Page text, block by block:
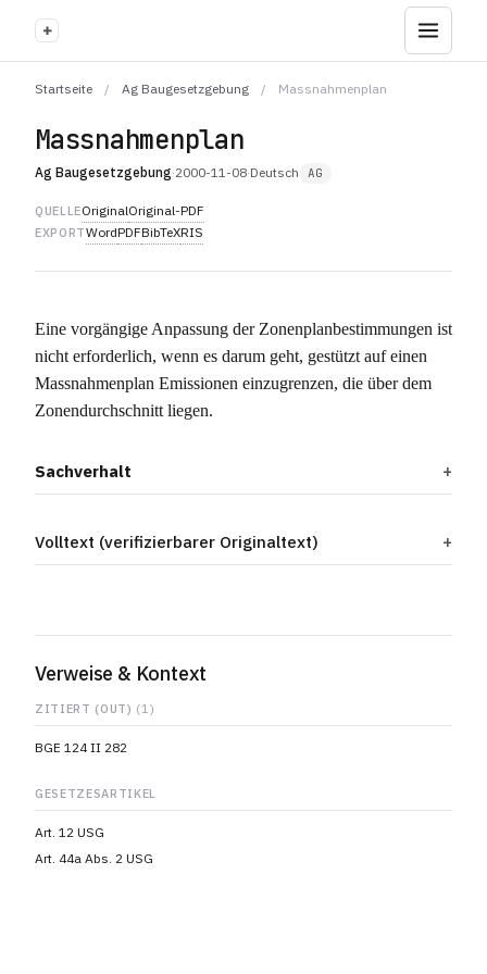
+
Startseite / Ag Baugesetzgebung / Massnahmenplan
Massnahmenplan
Ag Baugesetzgebung·2000-11-08·Deutsch AG
QUELLEOriginalOriginal-PDF
EXPORTWordPDFBibTeXRIS
Eine vorgängige Anpassung der Zonenplanbestimmungen ist
nicht erforderlich, wenn es darum geht, gestützt auf einen
Massnahmenplan Emissionen einzugrenzen, die über dem
Zonendurchschnitt liegen.
Sachverhalt
Volltext (verifizierbarer Originaltext)
Verweise & Kontext
ZITIERT (OUT) (1)
BGE 124 II 282
GESETZESARTIKEL
Art. 12 USG
Art. 44a Abs. 2 USG